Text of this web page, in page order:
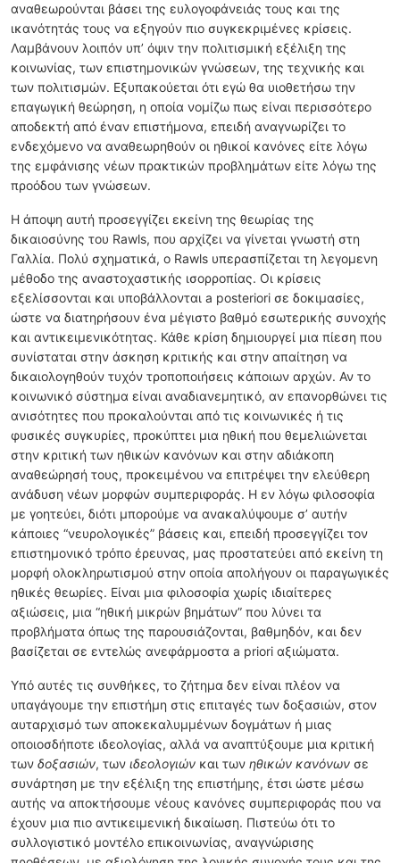
αναθεωρούνται βάσει της ευλογοφάνειάς τους και της
ικανότητάς τους να εξηγούν πιο συγκεκριμένες κρίσεις.
Λαμβάνουν λοιπόν υπ’ όψιν την πολιτισμική εξέλιξη της
κοινωνίας, των επιστημονικών γνώσεων, της τεχνικής και
των πολιτισμών. Εξυπακούεται ότι εγώ θα υιοθετήσω την
επαγωγική θεώρηση, η οποία νομίζω πως είναι περισσότερο
αποδεκτή από έναν επιστήμονα, επειδή αναγνωρίζει το
ενδεχόμενο να αναθεωρηθούν οι ηθικοί κανόνες είτε λόγω
της εμφάνισης νέων πρακτικών προβλημάτων είτε λόγω της
προόδου των γνώσεων.
Η άποψη αυτή προσεγγίζει εκείνη της θεωρίας της
δικαιοσύνης του Rawls, που αρχίζει να γίνεται γνωστή στη
Γαλλία. Πολύ σχηματικά, ο Rawls υπερασπίζεται τη λεγομενη
μέθοδο της αναστοχαστικής ισορροπίας. Οι κρίσεις
εξελίσσονται και υποβάλλονται a posteriori σε δοκιμασίες,
ώστε να διατηρήσουν ένα μέγιστο βαθμό εσωτερικής συνοχής
και αντικειμενικότητας. Κάθε κρίση δημιουργεί μια πίεση που
συνίσταται στην άσκηση κριτικής και στην απαίτηση να
δικαιολογηθούν τυχόν τροποποιήσεις κάποιων αρχών. Αν το
κοινωνικό σύστημα είναι αναδιανεμητικό, αν επανορθώνει τις
ανισότητες που προκαλούνται από τις κοινωνικές ή τις
φυσικές συγκυρίες, προκύπτει μια ηθική που θεμελιώνεται
στην κριτική των ηθικών κανόνων και στην αδιάκοπη
αναθεώρησή τους, προκειμένου να επιτρέψει την ελεύθερη
ανάδυση νέων μορφών συμπεριφοράς. Η εν λόγω φιλοσοφία
με γοητεύει, διότι μπορούμε να ανακαλύψουμε σ’ αυτήν
κάποιες “νευρολογικές” βάσεις και, επειδή προσεγγίζει τον
επιστημονικό τρόπο έρευνας, μας προστατεύει από εκείνη τη
μορφή ολοκληρωτισμού στην οποία απολήγουν οι παραγωγικές
ηθικές θεωρίες. Είναι μια φιλοσοφία χωρίς ιδιαίτερες
αξιώσεις, μια “ηθική μικρών βημάτων” που λύνει τα
προβλήματα όπως της παρουσιάζονται, βαθμηδόν, και δεν
βασίζεται σε εντελώς ανεφάρμοστα a priori αξιώματα.
Υπό αυτές τις συνθήκες, το ζήτημα δεν είναι πλέον να
υπαγάγουμε την επιστήμη στις επιταγές των δοξασιών, στον
αυταρχισμό των αποκεκαλυμμένων δογμάτων ή μιας
οποιοσδήποτε ιδεολογίας, αλλά να αναπτύξουμε μια κριτική
των δοξασιών, των ιδεολογιών και των ηθικών κανόνων σε
συνάρτηση με την εξέλιξη της επιστήμης, έτσι ώστε μέσω
αυτής να αποκτήσουμε νέους κανόνες συμπεριφοράς που να
έχουν μια πιο αντικειμενική δικαίωση. Πιστεύω ότι το
συλλογιστικό μοντέλο επικοινωνίας, αναγνώρισης